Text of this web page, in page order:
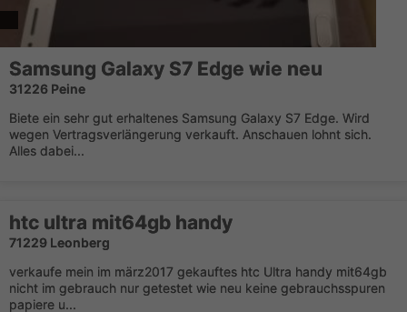
Samsung Galaxy S7 Edge wie neu
31226 Peine
Biete ein sehr gut erhaltenes Samsung Galaxy S7 Edge. Wird
wegen Vertragsverlängerung verkauft. Anschauen lohnt sich.
Alles dabei...
htc ultra mit64gb handy
71229 Leonberg
verkaufe mein im märz2017 gekauftes htc Ultra handy mit64gb
nicht im gebrauch nur getestet wie neu keine gebrauchsspuren
papiere u...